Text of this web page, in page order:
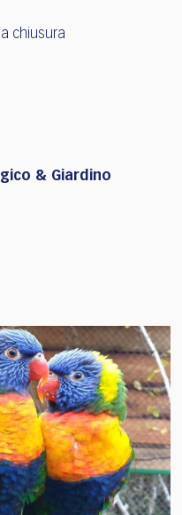
chiusura
& Giardino